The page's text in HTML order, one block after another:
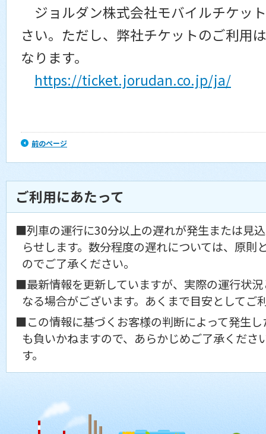
ジョルダン株式会社モバイルチケッ
さい。ただし、弊社チケットのご利用
なります。
https://ticket.jorudan.co.jp/ja/
前のページ
ご利用にあたって
■列車の運行に30分以上の遅れが発生または見
らせします。数分程度の遅れについては、原則
のでご了承ください。
■最新情報を更新していますが、実際の運行状
なる場合がございます。あくまで目安としてご
■この情報に基づくお客様の判断によって発生
も負いかねますので、あらかじめご了承くださ
す。